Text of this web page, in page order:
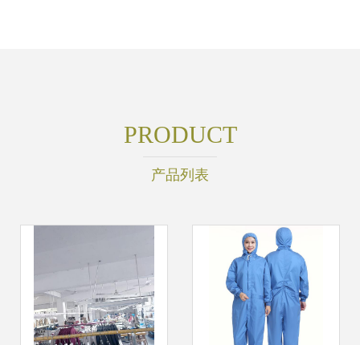
PRODUCT
产品列表